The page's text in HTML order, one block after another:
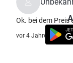
Ok. bei dem Preis
vor 4 Jahre